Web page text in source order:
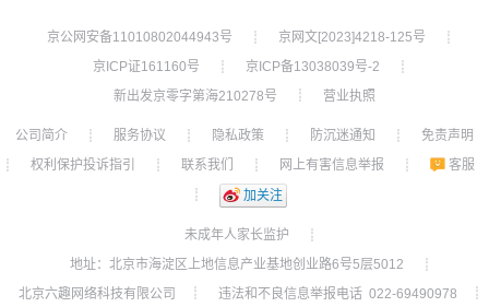
京公网安备11010802044943号 ┊ 京网文[2023]4218-125号
┊
京ICP证161160号
┊ 京ICP备13038039号-2
┊
新出发京零字第海210278号
┊ 营业执照
公司简介 ┊ 服务协议 ┊ 隐私政策 ┊ 防沉迷通知 ┊
免责声明
┊
权利保护投诉指引 ┊ 联系我们 ┊ 网上有害信息举报 ┊
客服
┊
加关注
未成年人家长监护
┊
地址：北京市海淀区上地信息产业基地创业路6号5层5012
┊
北京六趣网络科技有限公司
┊ 违法和不良信息举报电话 022-69490978
┊